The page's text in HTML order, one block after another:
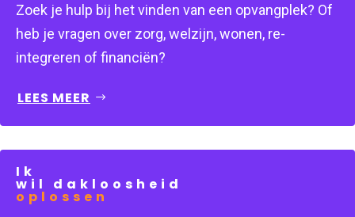
Zoek je hulp bij het vinden van een opvangplek? Of
heb je vragen over zorg, welzijn, wonen, re-
integreren of financiën?
LEES MEER
Ik
wil dakloosheid
oplossen